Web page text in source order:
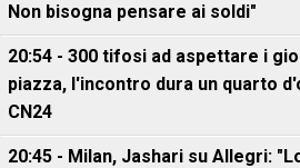
Non bisogna pensare ai soldi"
20:54 - 300 tifosi ad aspettare i
piazza, l'incontro dura un quarto
CN24
20:45 - Milan, Jashari su Allegri: